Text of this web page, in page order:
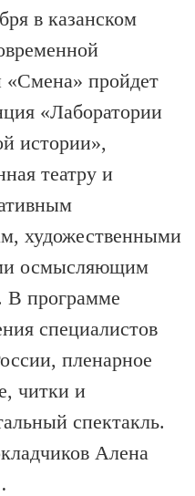
в казанском
«Смена» пройдет
«Лаборатории
истории»,
театру и
художественными
осмысляющим
В программе
специалистов
пленарное
читки и
спектакль.
Алена